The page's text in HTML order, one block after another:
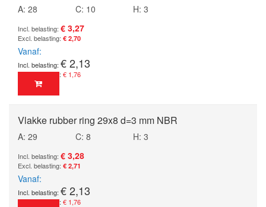
A: 28 C: 10
H: 3
€ 3,27
€ 2,70
Vanaf
€ 2,13
€ 1,76
Vlakke rubber ring 29x8 d=3 mm NBR
A: 29 C: 8
H: 3
€ 3,28
€ 2,71
Vanaf
€ 2,13
€ 1,76